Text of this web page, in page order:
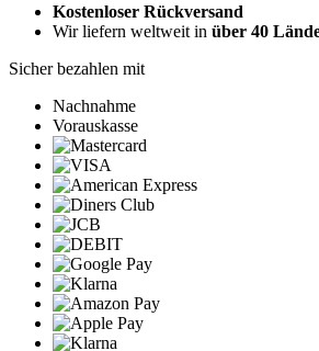
Kostenloser Rückversand
Wir liefern weltweit in über 40
Sicher bezahlen mit
Nachnahme
Vorauskasse